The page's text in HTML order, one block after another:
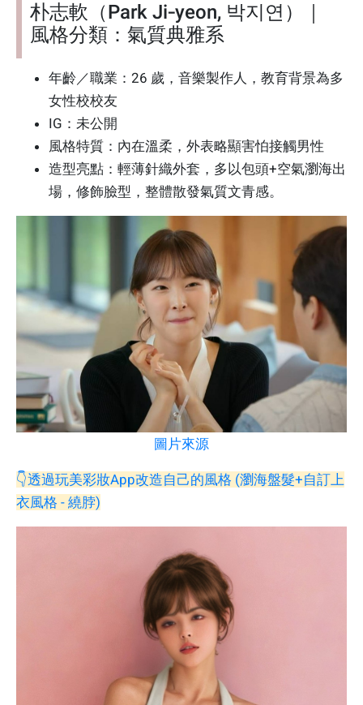
朴志軟（Park Ji‑yeon, 박지연）｜
風格分類：氣質典雅系
年齡／職業：26 歲，音樂製作人，教育背景為多
女性校校友
IG：未公開
風格特質：內在溫柔，外表略顯害怕接觸男性
造型亮點：輕薄針織外套，多以包頭+空氣瀏海出
場，修飾臉型，整體散發氣質文青感。
圖片來源
👇透過玩美彩妝App改造自己的風格 (瀏海盤髮+自訂上
衣風格 - 繞脖)